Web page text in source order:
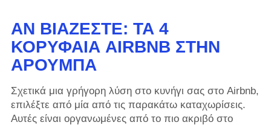
ΑΝ ΒΙΆΖΕΣΤΕ: ΤΑ 4
ΚΟΡΥΦΑΊΑ AIRBNB ΣΤΗΝ
ΑΡΟΎΜΠΑ
Σχετικά μια γρήγορη λύση στο κυνήγι σας στο Airbnb,
επιλέξτε από μία από τις παρακάτω καταχωρίσεις.
Αυτές είναι οργανωμένες από το πιο ακριβό στο